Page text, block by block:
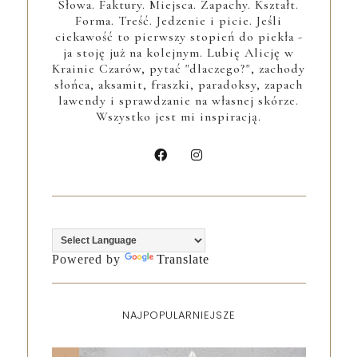
Słowa. Faktury. Miejsca. Zapachy. Kształt.
Forma. Treść. Jedzenie i picie. Jeśli
ciekawość to pierwszy stopień do piekła -
ja stoję już na kolejnym. Lubię Alicję w
Krainie Czarów, pytać "dlaczego?", zachody
słońca, aksamit, fraszki, paradoksy, zapach
lawendy i sprawdzanie na własnej skórze.
Wszystko jest mi inspiracją.
Powered by Translate
NAJPOPULARNIEJSZE